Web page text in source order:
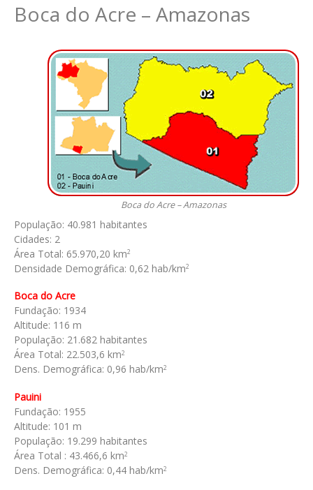
Boca do Acre – Amazonas
Boca do Acre – Amazonas
População: 40.981 habitantes
Cidades: 2
Área Total: 65.970,20 km2
Densidade Demográfica: 0,62 hab/km2
Boca do Acre
Fundação: 1934
Altitude: 116 m
População: 21.682 habitantes
Área Total: 22.503,6 km2
Dens. Demográfica: 0,96 hab/km2
Pauini
Fundação: 1955
Altitude: 101 m
População: 19.299 habitantes
Área Total : 43.466,6 km2
Dens. Demográfica: 0,44 hab/km2